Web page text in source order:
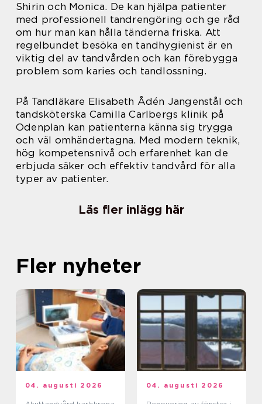
Shirin och Monica. De kan hjälpa patienter
med professionell tandrengöring och ge råd
om hur man kan hålla tänderna friska. Att
regelbundet besöka en tandhygienist är en
viktig del av tandvården och kan förebygga
problem som karies och tandlossning.
På Tandläkare Elisabeth Ådén Jangenstål och
tandsköterska Camilla Carlbergs klinik på
Odenplan kan patienterna känna sig trygga
och väl omhändertagna. Med modern teknik,
hög kompetensnivå och erfarenhet kan de
erbjuda säker och effektiv tandvård för alla
typer av patienter.
Läs fler inlägg här
Fler nyheter
04. augusti 2026 04. augusti 2026